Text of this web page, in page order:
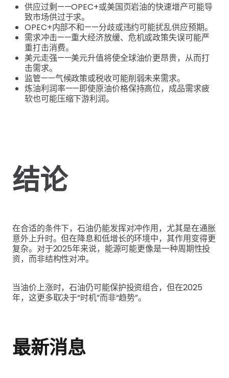
供应过剩——OPEC+或美国页岩油的快速增产可能导
致市场供过于求。
OPEC+内部不和——分歧或违约可能扰乱供应预期。
需求冲击——重大经济放缓、危机或政策失误可能严
重打击消费。
美元走强——美元升值将使全球油价更昂贵，从而打
击需求。
监管——气候政策或税收可能削弱未来需求。
炼油利润率——即使原油价格保持高位，成品需求疲
软也可能压缩下游利润。
结论
在合适的条件下，石油仍能发挥对冲作用，尤其是在通胀
意外上升时。但在降息和低增长的环境中，其作用变得更
复杂。对于2025年来说，能源可能更像是一种周期性投
资，而非结构性对冲。
当油价上涨时，石油仍可能保护投资组合，但在2025
年，这更多取决于“时机”而非“趋势”。
最新消息